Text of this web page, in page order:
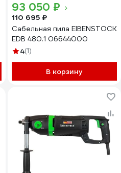
93 050 ₽
110 695 ₽
Cабельная пила EIBENSTOCK
EDB 480.1 06644000
4(1)
В корзину